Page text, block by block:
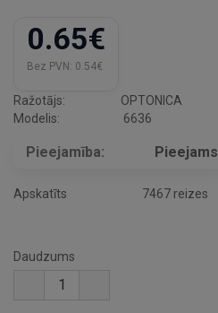
0.65€
Bez PVN: 0.54€
Ražotājs:
OPTONICA
Modelis:
6636
Pieejamība: Pieejams
Apskatīts 7467 reizes
Daudzums